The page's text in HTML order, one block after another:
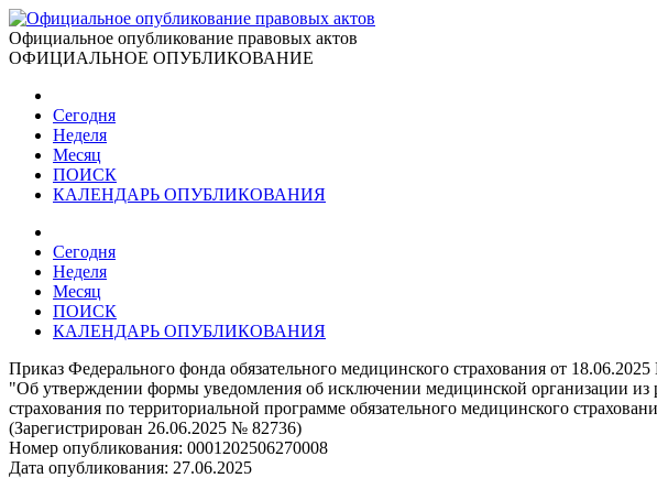
Официальное опубликование правовых актов
ОФИЦИАЛЬНОЕ ОПУБЛИКОВАНИЕ
Сегодня
Неделя
Месяц
ПОИСК
КАЛЕНДАРЬ ОПУБЛИКОВАНИЯ
Сегодня
Неделя
Месяц
ПОИСК
КАЛЕНДАРЬ ОПУБЛИКОВАНИЯ
Приказ Федерального фонда обязательного медицинского страхования от
"Об утверждении формы уведомления об исключении медицинской организации из
страхования по территориальной программе обязательного медицинского
(Зарегистрирован 26.06.2025 № 82736)
Номер опубликования: 0001202506270008
Дата опубликования: 27.06.2025